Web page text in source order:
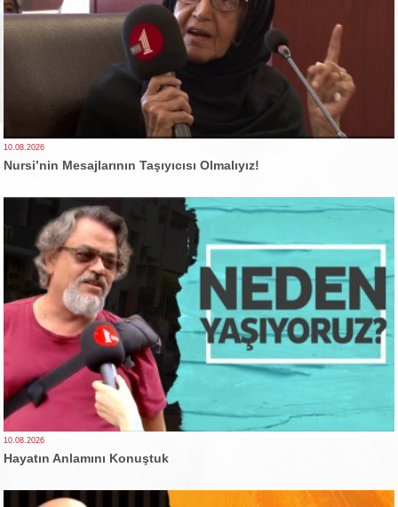
10.08.2026
Nursi’nin Mesajlarının Taşıyıcısı Olmalıyız!
10.08.2026
Hayatın Anlamını Konuştuk